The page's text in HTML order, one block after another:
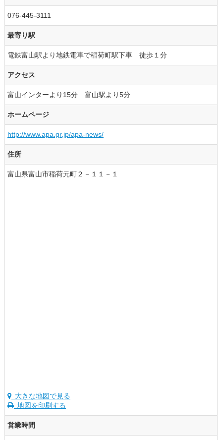
076-445-3111
最寄り駅
電鉄富山駅より地鉄電車で稲荷町駅下車 徒歩１分
アクセス
富山インターより15分 富山駅より5分
ホームページ
http://www.apa.gr.jp/apa-news/
住所
富山県富山市稲荷元町２－１１－１
大きな地図で見る
地図を印刷する
営業時間